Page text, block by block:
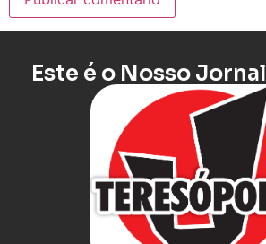
Este é o Nosso Jornal